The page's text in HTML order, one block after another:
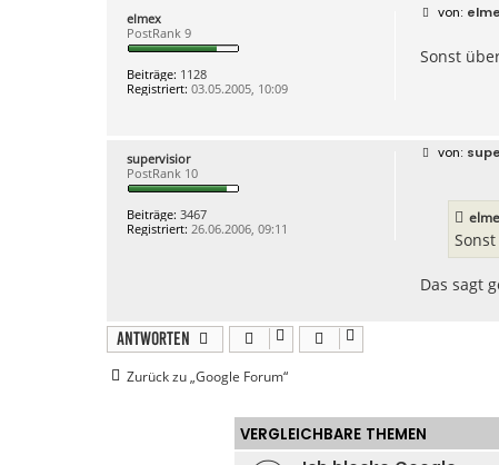
elmex
PostRank 9
Beiträge: 1128
Registriert: 03.05.2005, 10:09
B
t
r
Sonst
supervisior
PostRank 10
Beiträge: 3467
Registriert: 26.06.2006, 09:11
B
Das sagt
Antworten
Zurück zu „Google Forum“
VERGLEICHBARE THEMEN